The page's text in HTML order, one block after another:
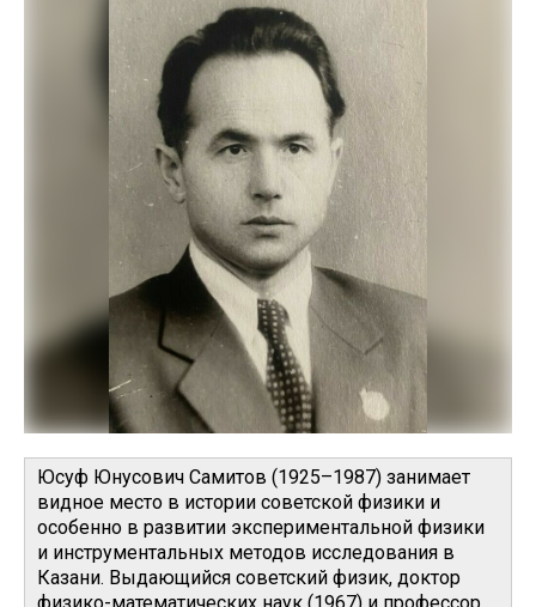
Юсуф Юнусович Самитов (1925–1987) занимает
видное место в истории советской физики и
особенно в развитии экспериментальной физики
и инструментальных методов исследования в
Казани. Выдающийся советский физик, доктор